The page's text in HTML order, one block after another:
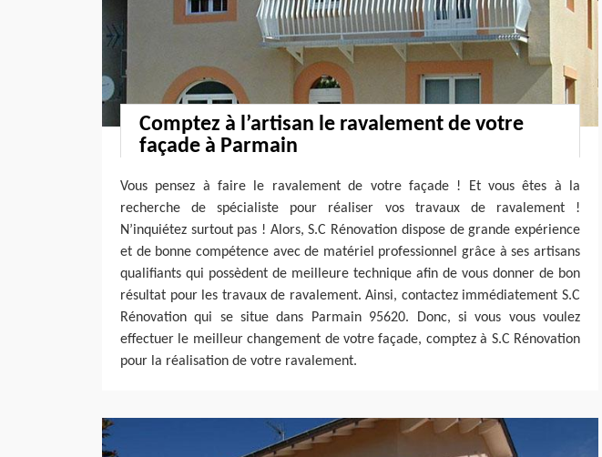
Comptez à l’artisan le ravalement de votre
façade à Parmain
Vous pensez à faire le ravalement de votre façade ! Et vous êtes à la
recherche de spécialiste pour réaliser vos travaux de ravalement !
N’inquiétez surtout pas ! Alors, S.C Rénovation dispose de grande expérience
et de bonne compétence avec de matériel professionnel grâce à ses artisans
qualifiants qui possèdent de meilleure technique afin de vous donner de bon
résultat pour les travaux de ravalement. Ainsi, contactez immédiatement S.C
Rénovation qui se situe dans Parmain 95620. Donc, si vous vous voulez
effectuer le meilleur changement de votre façade, comptez à S.C Rénovation
pour la réalisation de votre ravalement.